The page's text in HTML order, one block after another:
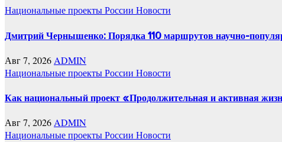
Национальные проекты России Новости
Дмитрий Чернышенко: Порядка 110 маршрутов научно-
Авг 7, 2026 ADMIN
Национальные проекты России Новости
Как национальный проект «Продолжительная и активная
Авг 7, 2026ADMIN
Национальные проекты России Новости